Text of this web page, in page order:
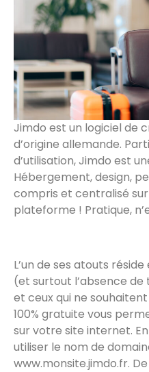
Jimdo est un logiciel de
d’origine allemande.
d’utilisation, Jimdo est
Hébergement, design,
compris et centralisé
plateforme ! Pratique,
L’un de ses atouts
(et surtout l’absence
et ceux qui ne
100% gratuite vous
sur votre site internet.
utiliser le nom de
www.monsite.jimdo.fr.